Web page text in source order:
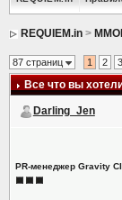
REQUIEM.in>
87 страниц 1 2 3
Все что вы
Darling_Jen
PR-менеджер Gravity